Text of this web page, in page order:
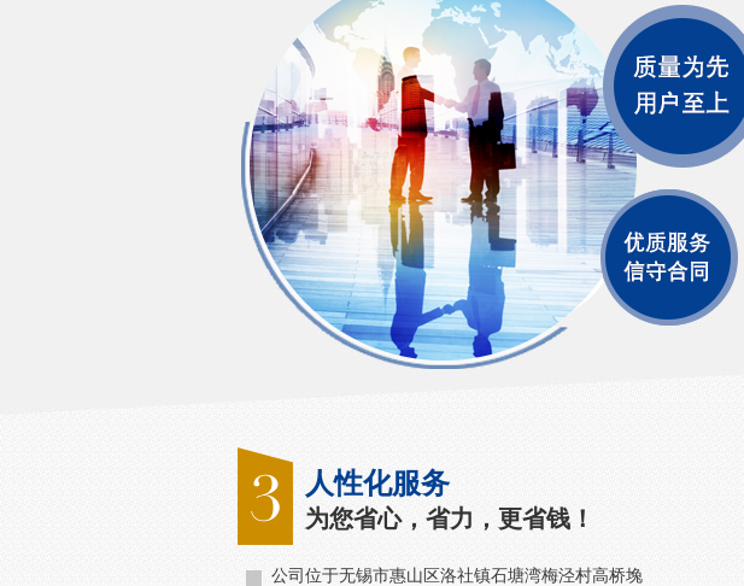
人性化服务
为您省心，省力，更省钱！
公司位于无锡市惠山区洛社镇石塘湾梅泾村高桥堍